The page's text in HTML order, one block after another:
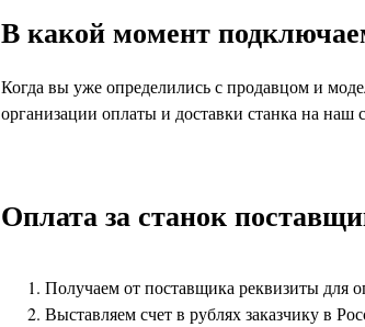
В какой момент
Когда вы уже определились с продавцом и
организации оплаты и доставки станка на наш
Оплата за станок
Получаем от поставщика реквизиты для
Выставляем счет в рублях заказчику в